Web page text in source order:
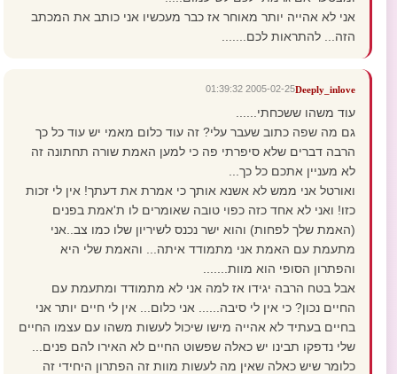
אני לא אהייה יותר מאוחר אז כבר מעכשיו אני כותב את המכתב
הזה... להתראות לכם.......
Deeply_inlove
2005-02-25 01:39:32
עוד משהו ששכחתי......
גם מה שפה כתוב שעבר עלי? זה עוד כלום מאמי יש עוד כל כך
הרבה דברים שלא סיפרתי פה כי למען האמת שורה תחתונה זה
לא מעניין אתכם כל כך...
ואורטל אני ממש לא אשנא אותך כי אמרת את דעתך! אין לי זכות
כזו! ואני לא אחד כזה כפוי טובה שאומרים לו ת'אמת בפנים
(האמת שלך לפחות) והוא ישר נכנס לשיריון שלו כמו צב..אני
מתעמת עם האמת אני מתמודד איתה... והאמת שלי היא
והפתרון הסופי הוא מוות.......
אבל בטח הרבה יגידו אז למה אני לא מתמודד ומתעמת עם
החיים נכון? כי אין לי סיבה...... אני כלום... אין לי חיים יותר אני
בחיים בעתיד לא אהייה מישו שיכול לעשות משהו עם עצמו החיים
שלי נדפקו תבינו יש כאלה שפשוט החיים לא האירו להם פנים...
כלומר שיש כאלה שאין מה לעשות מוות זה הפתרון היחידי זה